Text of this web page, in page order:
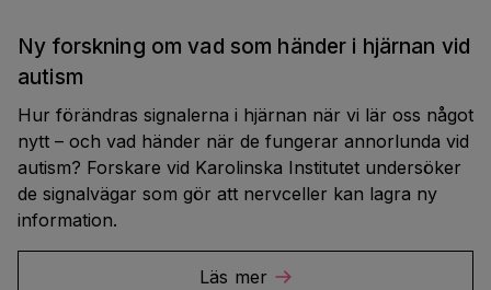
Ny forskning om vad som händer i hjärnan vid
autism
Hur förändras signalerna i hjärnan när vi lär oss något
nytt – och vad händer när de fungerar annorlunda vid
autism? Forskare vid Karolinska Institutet undersöker
de signalvägar som gör att nervceller kan lagra ny
information.
Läs mer